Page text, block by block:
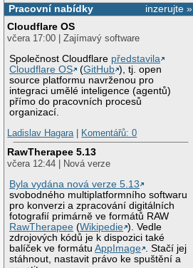
inzerujte »
Pracovní nabídky
Cloudflare OS
včera 17:00 | Zajímavý software
Společnost Cloudflare představila
Cloudflare OS
(GitHub ), tj. open
source platformu navrženou pro
integraci umělé inteligence (agentů)
přímo do pracovních procesů
organizací.
Ladislav Hagara| Komentářů: 0
RawTherapee 5.13
včera 12:44 | Nová verze
Byla vydána nová verze 5.13
svobodného multiplatformního softwaru
pro konverzi a zpracování digitálních
fotografií primárně ve formátů RAW
RawTherapee (Wikipedie ). Vedle
zdrojových kódů je k dispozici také
balíček ve formátuAppImage
. Stačí jej
stáhnout, nastavit právo ke spuštění a